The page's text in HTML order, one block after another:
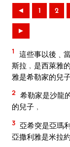
◄ 1 2
►
1
這些事以後﹑
斯拉﹐是西萊雅
雅是希勒家的兒子
2 希勒家是沙龍
的兒子﹐
3 亞希突是亞瑪
亞撒利雅是米拉